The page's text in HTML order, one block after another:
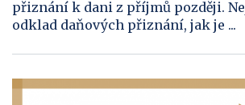
přiznání k dani z příjmů později.
odklad daňových přiznání, jak je ...